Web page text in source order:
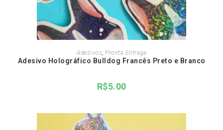
ADICIONAR AO CARRINHO
Adesivos Pronta Entrega
Adesivo Holográfico Bulldog Francês Preto e Branco
R$5.00